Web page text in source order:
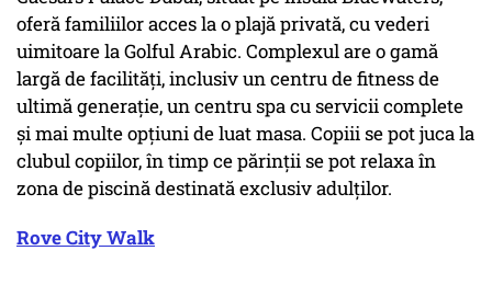
oferă familiilor acces la o plajă privată, cu vederi
uimitoare la Golful Arabic. Complexul are o gamă
largă de facilități, inclusiv un centru de fitness de
ultimă generație, un centru spa cu servicii complete
și mai multe opțiuni de luat masa. Copiii se pot juca la
clubul copiilor, în timp ce părinții se pot relaxa în
zona de piscină destinată exclusiv adulților.
Rove City Walk